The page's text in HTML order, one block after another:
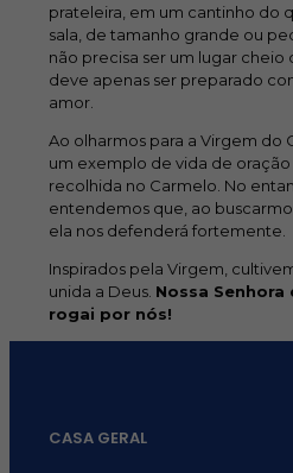
prateleira, em um cantinho do
sala, de tamanho grande ou
não precisa ser um lugar cheio
deve apenas ser preparado
amor.
Ao olharmos para a Virgem do
um exemplo de vida de oração
recolhida no Carmelo. No
entendemos que, ao
ela nos defenderá fortemente.
Inspirados pela Virgem,
unida a Deus. Nossa Senhora
rogai por nós!
CASA GERAL